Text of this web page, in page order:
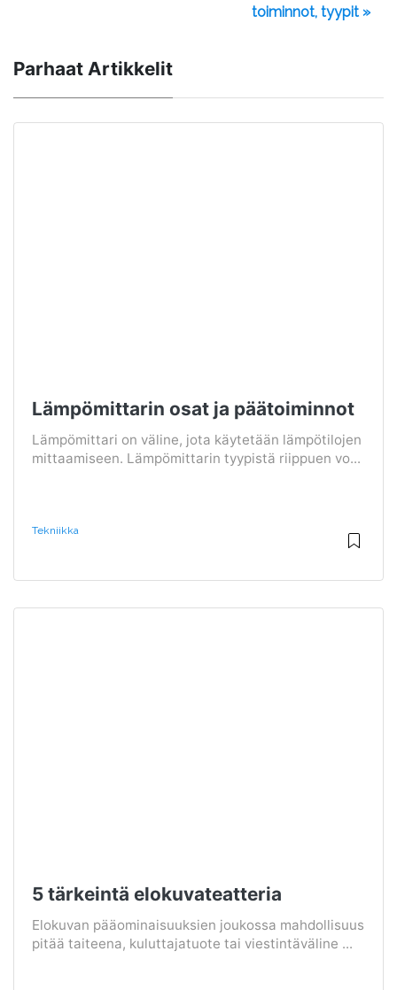
toiminnot, tyypit »
Parhaat Artikkelit
Lämpömittarin osat ja päätoiminnot
Lämpömittari on väline, jota käytetään lämpötilojen
mittaamiseen. Lämpömittarin tyypistä riippuen vo...
Tekniikka
5 tärkeintä elokuvateatteria
Elokuvan pääominaisuuksien joukossa mahdollisuus
pitää taiteena, kuluttajatuote tai viestintäväline ...